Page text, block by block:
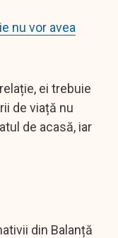
nu vor avea
ei trebuie
de viață nu
de acasă, iar
din Balanță